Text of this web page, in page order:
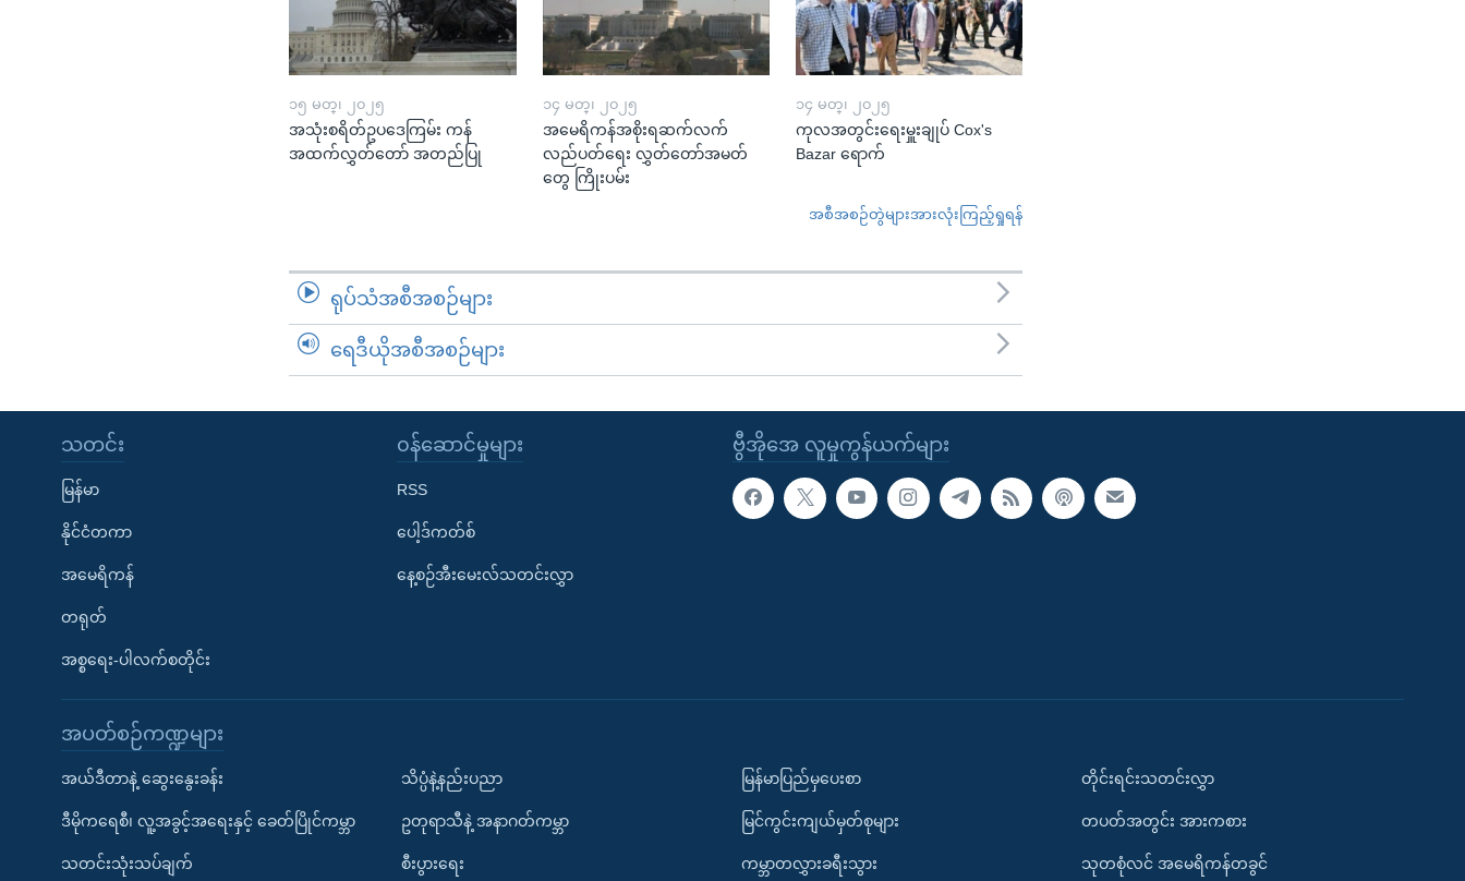
၁၅ မတ္၊ ၂၀၂၅
အသုံးစရိတ်ဥပဒေကြမ်း ကန်
အထက်လွှတ်တော် အတည်ပြု
၁၄ မတ္၊ ၂၀၂၅
အမေရိကန်အစိုးရဆက်လက်
လည်ပတ်ရေး လွှတ်တော်အမတ်
တွေ ကြိုးပမ်း
၁၄ မတ္၊ ၂၀၂၅
ကုလအတွင်းရေးမှူးချုပ် Cox's
Bazar ရောက်
အစီအစဉ်တွဲများအားလုံးကြည့်ရှုရန်
ရုပ်သံအစီအစဉ်များ
ရေဒီယိုအစီအစဉ်များ
ဗွီအိုအေ လူမှုကွန်ယက်များ
သတင်း
မြန်မာ
နိုင်ငံတကာ
အမေရိကန်
တရုတ်
အစ္စရေး-ပါလက်စတိုင်း
၀န်ဆောင်မှုများ
RSS
ပေါ့ဒ်ကတ်စ်
နေ့စဉ်အီးမေးလ်သတင်းလွှာ
အပတ်စဉ်ကဏ္ဍများ
အယ်ဒီတာနဲ့ ဆွေးနွေးခန်း
ဒီမိုကရေစီ၊ လူ့အခွင့်အရေးနှင့် ခေတ်ပြိုင်ကမ္ဘာ
သတင်းသုံးသပ်ချက်
သိပ္ပံနဲ့နည်းပညာ
ဥတုရာသီနဲ့ အနာဂတ်ကမ္ဘာ
စီးပွားရေး
မြန်မာပြည်မှပေးစာ
မြင်ကွင်းကျယ်မှတ်စုများ
ကမ္ဘာတလွှားခရီးသွား
တိုင်းရင်းသတင်းလွှာ
တပတ်အတွင်း အားကစား
သုတစုံလင် အမေရိကန်တခွင်